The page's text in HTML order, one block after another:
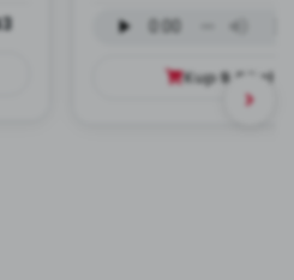
mp3)
Kup9.99 zł